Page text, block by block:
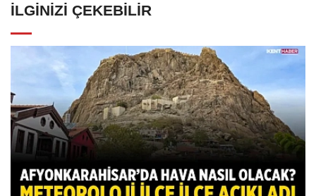
İLGINIZI ÇEKEBILIR